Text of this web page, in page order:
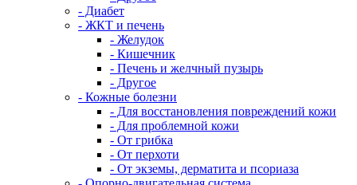
- Диабет
- ЖКТ и печень
- Желудок
- Кишечник
- Печень и желчный пузырь
- Другое
- Кожные болезни
- Для восстановления повреждений кожи
- Для проблемной кожи
- От грибка
- От перхоти
- От экземы, дерматита и псориаза